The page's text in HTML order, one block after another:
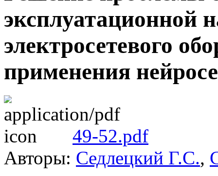
эксплуатационной
электросетевого
применения
49-52.pdf
Авторы: Седлецкий Г.С.,